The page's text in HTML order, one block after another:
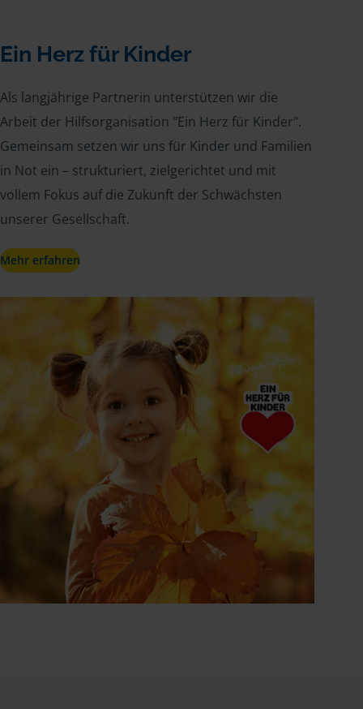
Ein Herz für Kinder
Als langjährige Partnerin unterstützen wir die
Arbeit der Hilfsorganisation "Ein Herz für Kinder".
Gemeinsam setzen wir uns für Kinder und Familien
in Not ein – strukturiert, zielgerichtet und mit
vollem Fokus auf die Zukunft der Schwächsten
unserer Gesellschaft.
Mehr erfahren